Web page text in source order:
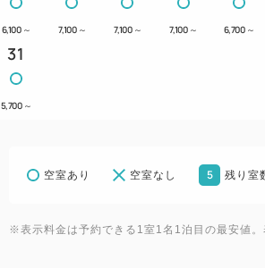
6,100 ～ 7,100 ～ 7,100 ～ 7,100 ～ 6,700 ～
31
5,700 ～
空室あり 空室なし 5 残り室
※表示料金は予約できる1室1名1泊目の最安値。